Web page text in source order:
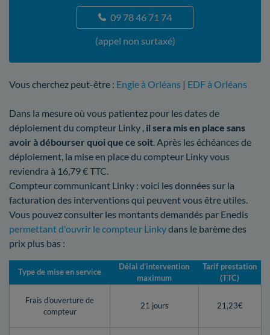
09 78 46 71 74
(appel non surtaxé)
Vous cherchez peut-être : Engie à Orléans | EDF à Orléans
Dans la mesure où vous patientez pour les dates de
déploiement du compteur Linky , il sera mis en place sans
avoir à débourser quoi que ce soit. Après les échéances de
déploiement, la mise en place du compteur Linky vous
reviendra à 16,79 € TTC.
Compteur communicant Linky : voici les données sur la
facturation des interventions qui peuvent vous être utiles.
Vous pouvez consulter les montants demandés par Enedis
permettant d'ouvrir le compteur Linkydans le barème des
prix plus bas :
Type de mise en service
Délai d’intervention
maximum
Tarif prestation
(TTC)
Frais d'ouverture de
compteur
21 jours 21,23€